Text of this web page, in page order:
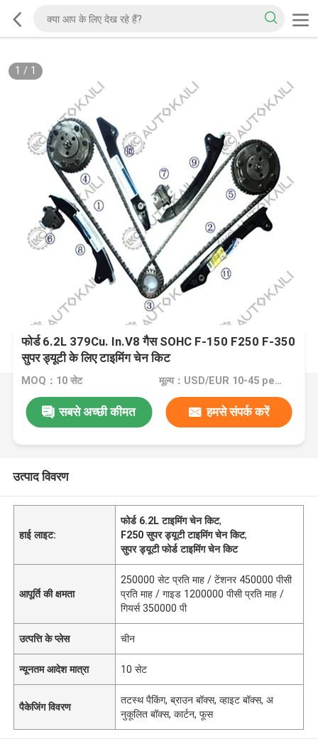
1 / 1
फोर्ड 6.2L 379Cu. In.V8 गैस SOHC F-150 F250 F-350
सुपर ड्यूटी के लिए टाइमिंग चेन किट
MOQ：10 सेट मूल्य：USD/EUR 10-45 per set
सबसे अच्छी कीमत हमसे संपर्क करें
उत्पाद विवरण
हाई लाइट:
फोर्ड 6.2L टाइमिंग चेन किट,
F250 सुपर ड्यूटी टाइमिंग चेन किट,
सुपर ड्यूटी फोर्ड टाइमिंग चेन किट
आपूर्ति की क्षमता
250000 सेट प्रति माह / टेंशनर 450000 पीसी
प्रति माह / गाइड 1200000 पीसी प्रति माह /
गियर्स 350000 पी
उत्पत्ति के प्लेस चीन
न्यूनतम आदेश मात्रा 10 सेट
पैकेजिंग विवरण
तटस्थ पैकिंग, ब्राउन बॉक्स, व्हाइट बॉक्स, अ
नुकूलित बॉक्स, कार्टन, फूस